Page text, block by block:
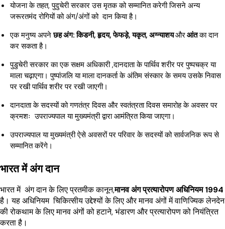
योजना के तहत, पुदुचेरी सरकार उस मृतक को सम्मानित करेगी जिसने अन्य
जरूरतमंद रोगियों को अंग/अंगों को दान किया है।
एक मनुष्य अपनेछह अंग: किडनी, हृदय, फेफड़े, यकृत, अग्न्याशयऔरआंतका दान
कर सकता है।
पुडुचेरी सरकार का एक सक्षम अधिकारी ,दानदाता के पार्थिव शरीर पर पुष्पचक्र या
माला चढ़ाएगा। पुष्पांजलि या माला दानकर्ता के अंतिम संस्कार के समय उसके निवास
पर रखी पार्थिव शरीर पर रखी जाएगी।
दानदाता के सदस्यों को गणतंत्र दिवस और स्वतंत्रता दिवस समारोह के अवसर पर
क्रमशः उपराज्यपाल या मुख्यमंत्री द्वारा आमंत्रित किया जाएगा।
उपराज्यपाल या मुख्यमंत्री ऐसे अवसरों पर परिवार के सदस्यों को सार्वजनिक रूप से
सम्मानित करेंगे।
भारत में अंग दान
भारत में अंग दान के लिए प्रतमीक कानून,मानव अंग प्रत्यारोपण अधिनियम 1994
है। यह अधिनियम चिकित्सीय उद्देश्यों के लिए और मानव अंगों में वाणिज्यिक लेनदेन
की रोकथाम के लिए मानव अंगों को हटाने, भंडारण और प्रत्यारोपण को नियंत्रित
करता है।